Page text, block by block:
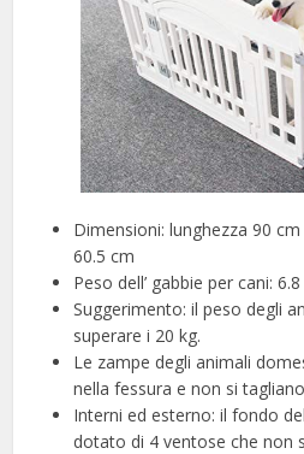
Dimensioni: lunghezza 90
60.5 cm
Peso dell’ gabbie per cani:
Suggerimento: il peso degli
superare i 20 kg.
Le zampe degli animali
nella fessura e non si
Interni ed esterno: il fondo
dotato di 4 ventose che non